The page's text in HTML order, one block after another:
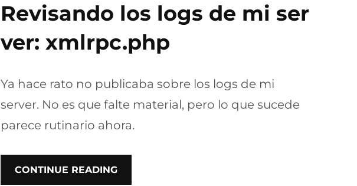
Revisando los logs de mi ser
ver: xmlrpc.php
Ya hace rato no publicaba sobre los logs de mi
server. No es que falte material, pero lo que sucede
parece rutinario ahora.
CONTINUE READING